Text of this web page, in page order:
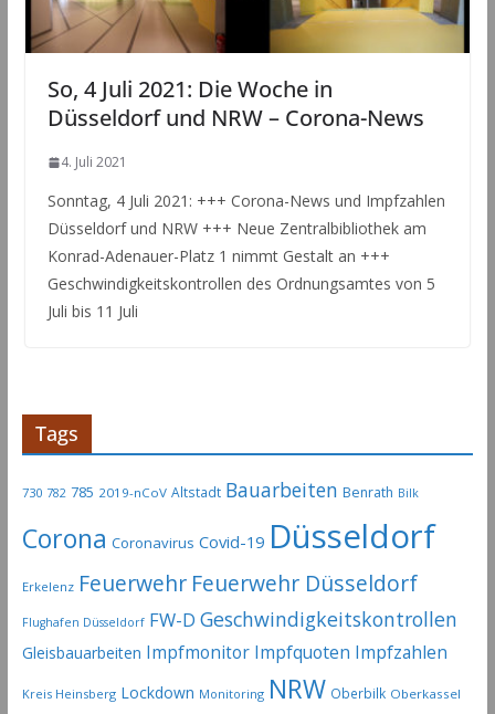
So, 4 Juli 2021: Die Woche in
Düsseldorf und NRW – Corona-News
4. Juli 2021
Sonntag, 4 Juli 2021: +++ Corona-News und Impfzahlen
Düsseldorf und NRW +++ Neue Zentralbibliothek am
Konrad-Adenauer-Platz 1 nimmt Gestalt an +++
Geschwindigkeitskontrollen des Ordnungsamtes von 5
Juli bis 11 Juli
Tags
730 782 785 2019-nCoV Altstadt Bauarbeiten Benrath Bilk
Corona Coronavirus Covid-19 Düsseldorf
Erkelenz Feuerwehr Feuerwehr Düsseldorf
Flughafen Düsseldorf FW-D Geschwindigkeitskontrollen
Gleisbauarbeiten Impfmonitor Impfquoten Impfzahlen
Kreis Heinsberg Lockdown Monitoring NRW Oberbilk Oberkassel